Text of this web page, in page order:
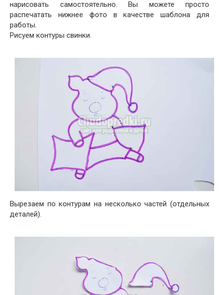
нарисовать самостоятельно. Вы можете просто
распечатать нижнее фото в качестве шаблона для
работы.
Рисуем контуры свинки.
Вырезаем по контурам на несколько частей (отдельных
деталей).